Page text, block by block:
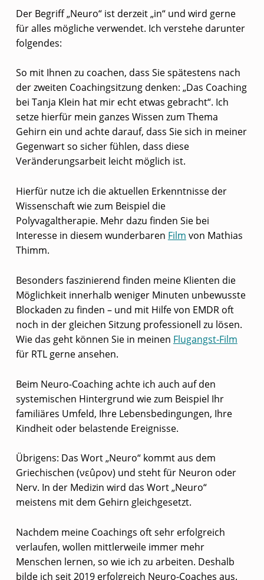
I
S
T
N
E
U
R
O
-
C
O
A
C
H
I
N
G
?
Der Begriff „Neuro“ ist derzeit „in“ und wird gerne
für alles mögliche verwendet. Ich verstehe darunter
folgendes:
So mit Ihnen zu coachen, dass Sie spätestens nach
der zweiten Coachingsitzung denken: „Das Coaching
bei Tanja Klein hat mir echt etwas gebracht“. Ich
setze hierfür mein ganzes Wissen zum Thema
Gehirn ein und achte darauf, dass Sie sich in meiner
Gegenwart so sicher fühlen, dass diese
Veränderungsarbeit leicht möglich ist.
Hierfür nutze ich die aktuellen Erkenntnisse der
Wissenschaft wie zum Beispiel die
Polyvagaltherapie. Mehr dazu finden Sie bei
Interesse in diesem wunderbaren Film von Mathias
Thimm.
Besonders faszinierend finden meine Klienten die
Möglichkeit innerhalb weniger Minuten unbewusste
Blockaden zu finden – und mit Hilfe von EMDR oft
noch in der gleichen Sitzung professionell zu lösen.
Wie das geht können Sie in meinen Flugangst-Film
für RTL gerne ansehen.
Beim Neuro-Coaching achte ich auch auf den
systemischen Hintergrund wie zum Beispiel Ihr
familiäres Umfeld, Ihre Lebensbedingungen, Ihre
Kindheit oder belastende Ereignisse.
Übrigens: Das Wort „Neuro“ kommt aus dem
Griechischen (νεûρον) und steht für Neuron oder
Nerv. In der Medizin wird das Wort „Neuro“
meistens mit dem Gehirn gleichgesetzt.
Nachdem meine Coachings oft sehr erfolgreich
verlaufen, wollen mittlerweile immer mehr
Menschen lernen, so wie ich zu arbeiten. Deshalb
bilde ich seit 2019 erfolgreich Neuro-Coaches aus.